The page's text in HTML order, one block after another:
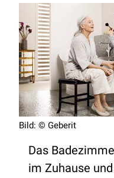
Bild: © Geberit
Das
im Zuhause